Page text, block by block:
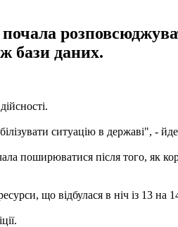
бази даних.
ситуацію в державі", -
поширюватися після того, як
що відбулася в ніч із 13 на